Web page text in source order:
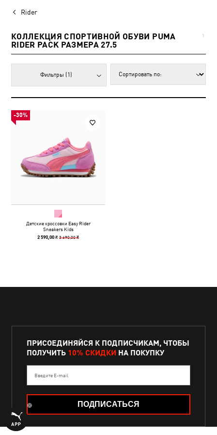
Rider
КОЛЛЕКЦИЯ СПОРТИВНОЙ ОБУВИ PUMA
RIDER PACK РАЗМЕРА 27.5
1
Фильтры (1)
-30%
Детские кроссовки Easy Rider
Sneakers Kids
2 590,00 ₴3 690,00 ₴
ПРИСОЕДИНЯЙСЯ К ПОДПИСЧИКАМ, ЧТОБЫ
ПОЛУЧИТЬ 10% СКИДКИ НА ПОКУПКУ
Введите E-mail
ПОДПИСАТЬСЯ